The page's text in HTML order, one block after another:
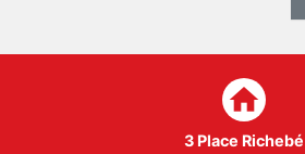
home
3 Place Richebé